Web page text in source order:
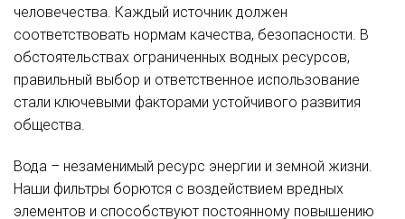
человечества. Каждый источник должен
соответствовать нормам качества, безопасности. В
обстоятельствах ограниченных водных ресурсов,
правильный выбор и ответственное использование
стали ключевыми факторами устойчивого развития
общества.
Вода – незаменимый ресурс энергии и земной жизни.
Наши фильтры борются с воздействием вредных
элементов и способствуют постоянному повышению